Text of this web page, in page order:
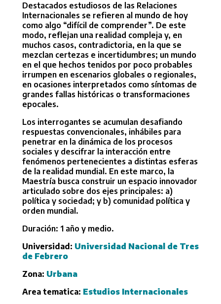
Destacados estudiosos de las Relaciones
Internacionales se refieren al mundo de hoy
como algo “difícil de comprender”. De este
modo, reflejan una realidad compleja y, en
muchos casos, contradictoria, en la que se
mezclan certezas e incertidumbres; un mundo
en el que hechos tenidos por poco probables
irrumpen en escenarios globales o regionales,
en ocasiones interpretados como síntomas de
grandes fallas históricas o transformaciones
epocales.
Los interrogantes se acumulan desafiando
respuestas convencionales, inhábiles para
penetrar en la dinámica de los procesos
sociales y descifrar la interacción entre
fenómenos pertenecientes a distintas esferas
de la realidad mundial. En este marco, la
Maestría busca construir un espacio innovador
articulado sobre dos ejes principales: a)
política y sociedad; y b) comunidad política y
orden mundial.
Duración: 1 año y medio.
Universidad: Universidad Nacional de Tres
de Febrero
Zona: Urbana
Area tematica: Estudios Internacionales